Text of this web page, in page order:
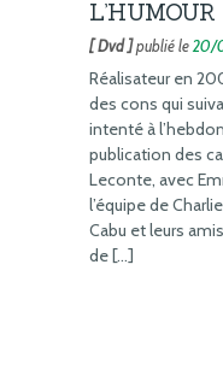
[ Dvd ]publié le20/
Réalisateur en
des cons qui
intenté à
publication des
Leconte, avec
l’équipe de
Cabu et leurs
de […]